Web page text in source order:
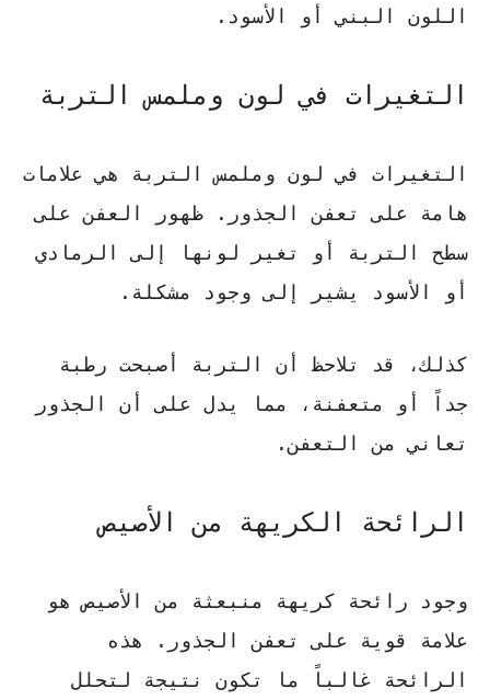
اللون البني أو الأسود.
التغيرات في لون وملمس التربة
التغيرات في لون وملمس التربة هي علامات
هامة على تعفن الجذور. ظهور العفنعلى
سطح التربة أو تغير لونها إلى
الرمادي
أو الأسود يشير إلى وجود مشكلة.
كذلك، قد تلاحظ أن التربة أصبحت رطبة
جداً
أو متعفنة ، مما يدل على أن الجذور
تعاني من التعفن.
الرائحة الكريهة من الأصيص
وجود رائحة كريهة منبعثة من الأصيص هو
علامة قوية على تعفن الجذور. هذه
الرائحة غالباً ما تكون نتيجة لتحلل